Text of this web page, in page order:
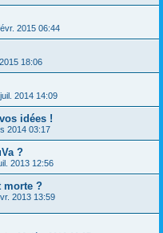
2015 06:44
18:06
2014 14:09
idées !
2014 03:17
?
2013 12:56
morte ?
2013 13:59